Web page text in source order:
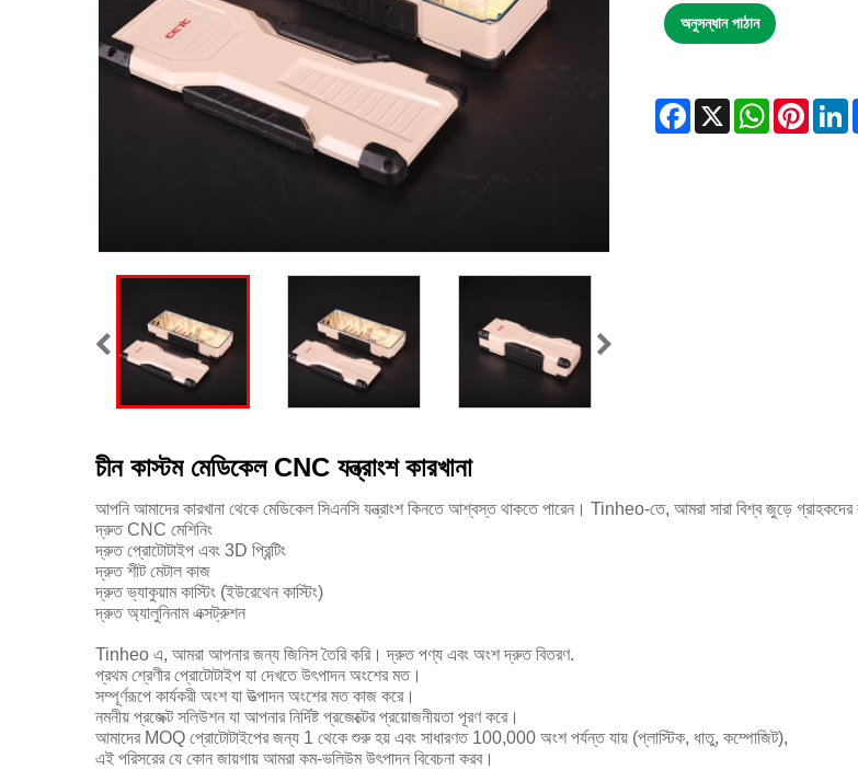
অনুসন্ধান পাঠান
Facebook
X WhatsApp
চীন কাস্টম মেডিকেল CNC যন্ত্রাংশ কারখানা
আপনি আমাদের কারখানা থেকে মেডিকেল সিএনসি যন্ত্রাংশ কিনতে আশ্বস্ত থাকতে পারেন। Tinheo-তে, আমরা সারা বিশ্ব জুড়ে গ্রাহকদের
দ্রুত CNC মেশিনিং
দ্রুত প্রোটোটাইপ এবং 3D প্রিন্টিং
দ্রুত শীট মেটাল কাজ
দ্রুত ভ্যাকুয়াম কাস্টিং (ইউরেথেন কাস্টিং)
দ্রুত অ্যালুনিনাম এক্সট্রুশন
Tinheo এ, আমরা আপনার জন্য জিনিস তৈরি করি। দ্রুত পণ্য এবং অংশ দ্রুত বিতরণ.
প্রথম শ্রেণীর প্রোটোটাইপ যা দেখতে উৎপাদন অংশের মত।
সম্পূর্ণরূপে কার্যকরী অংশ যা উত্পাদন অংশের মত কাজ করে।
নমনীয় প্রজেক্ট সলিউশন যা আপনার নির্দিষ্ট প্রজেক্টের প্রয়োজনীয়তা পূরণ করে।
আমাদের MOQ প্রোটোটাইপের জন্য 1 থেকে শুরু হয় এবং সাধারণত 100,000 অংশ পর্যন্ত যায় (প্লাস্টিক, ধাতু, কম্পোজিট),
এই পরিসরের যে কোন জায়গায় আমরা কম-ভলিউম উৎপাদন বিবেচনা করব।